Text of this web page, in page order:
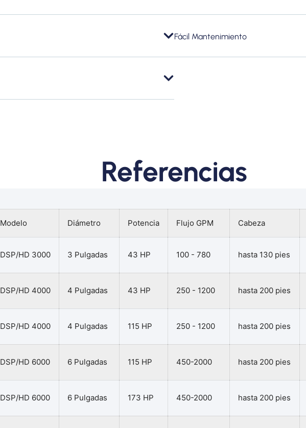
Fácil Mantenimiento
Referencias
Modelo Diámetro Potencia Flujo GPM Cabeza
DSP/HD 3000 3 Pulgadas 43 HP 100 - 780 hasta 130 pies
DSP/HD 4000 4 Pulgadas 43 HP 250 - 1200 hasta 200 pies
DSP/HD 4000 4 Pulgadas 115 HP 250 - 1200 hasta 200 pies
DSP/HD 6000 6 Pulgadas 115 HP 450-2000 hasta 200 pies
DSP/HD 6000 6 Pulgadas 173 HP 450-2000 hasta 200 pies